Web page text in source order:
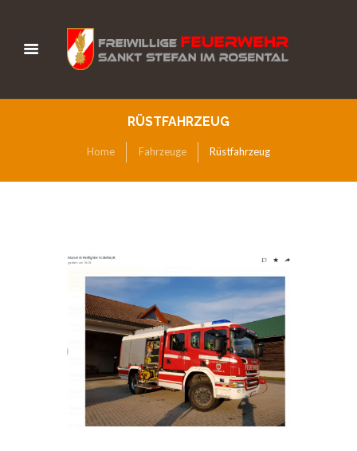
RÜSTFAHRZEUG
Home Fahrzeuge Rüstfahrzeug